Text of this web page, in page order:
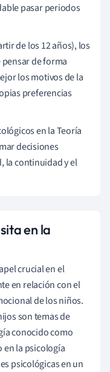
pasar periodos
de los 12 años), los
de forma
los motivos de la
preferencias
en la Teoría
decisiones
la continuidad y el
en la
crucial en el
en relación con el
de los niños.
son temas de
conocido como
en la psicología
psicológicas en un